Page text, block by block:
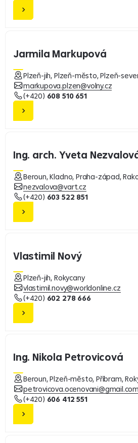
Jarmila Markupová
Plzeň-jih, Plzeň-město, Plzeň-
markupova.plzen@volny.cz
(+420) 608 510 651
Ing. arch. Yveta
Beroun, Kladno, Praha-západ,
nezvalova@vart.cz
(+420) 603 522 851
Vlastimil Nový
Plzeň-jih, Rokycany
vlastimil.novy@worldonline.cz
(+420) 602 278 666
Ing. Nikola Petrovicová
Beroun, Plzeň-město, Příbram,
petrovicova.ocenovani@gmail.com
(+420) 606 412 551